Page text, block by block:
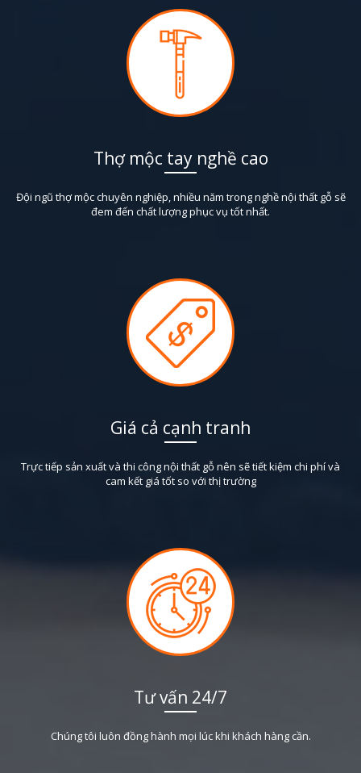
Thợ mộc tay nghề cao
Đội ngũ thợ mộc chuyên nghiệp, nhiều năm trong nghề nội thất gỗ sẽ
đem đến chất lượng phục vụ tốt nhất.
Giá cả cạnh tranh
Trực tiếp sản xuất và thi công nội thất gỗ nên sẽ tiết kiệm chi phí và
cam kết giá tốt so với thị trường
Tư vấn 24/7
Chúng tôi luôn đồng hành mọi lúc khi khách hàng cần.